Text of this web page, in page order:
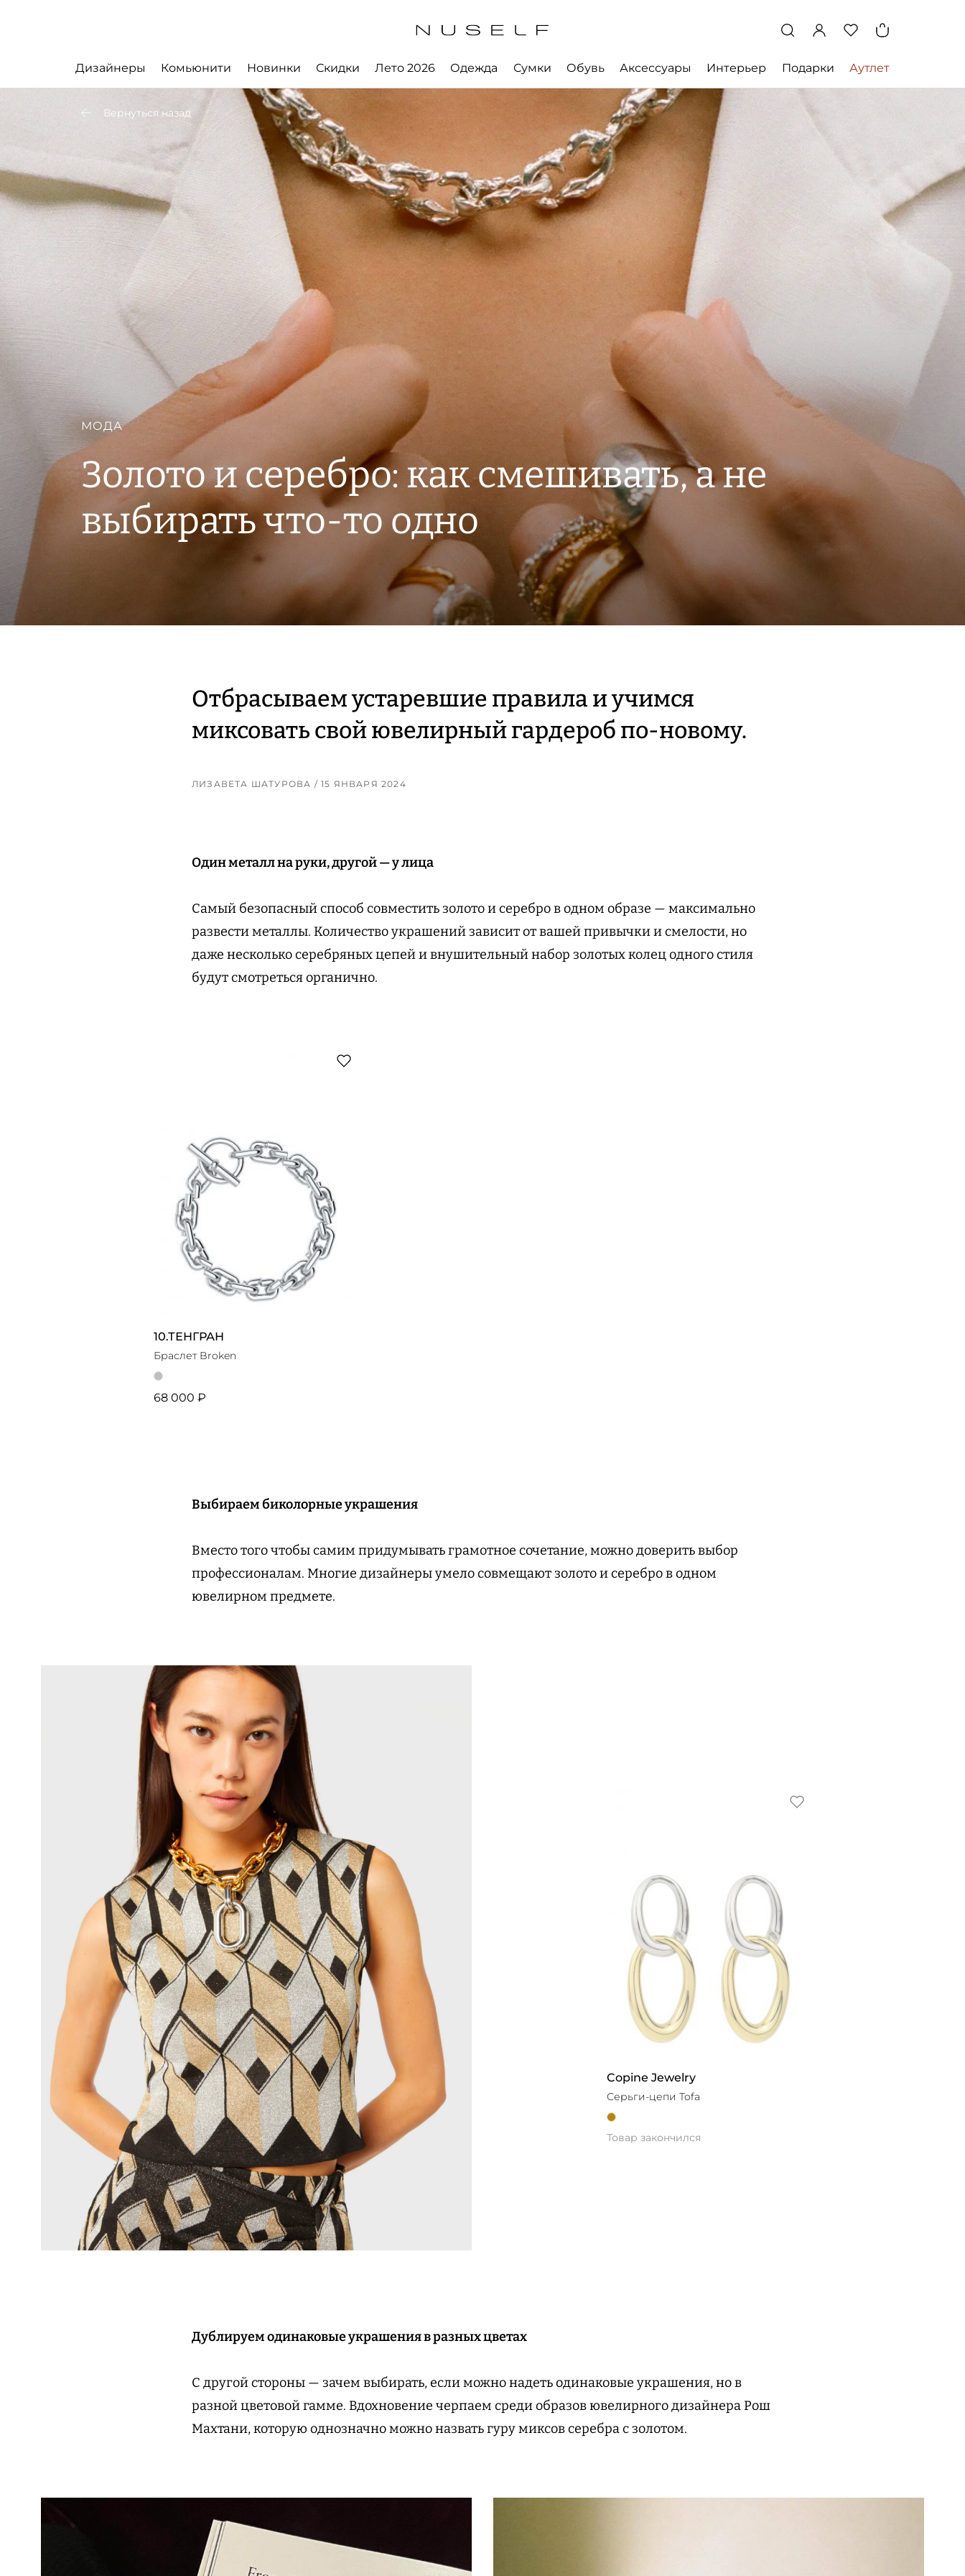
Дизайнеры Комьюнити Новинки Скидки Лето 2026 Одежда Сумки Обувь Аксессуары Интерьер Подарки Аутлет
Вернуться назад
МОДА
Золото и серебро: как смешивать, а не
выбирать что-то одно
Отбрасываем устаревшие правила и учимся
миксовать свой ювелирный гардероб по-новому.
ЛИЗАВЕТА ШАТУРОВА / 15 ЯНВАРЯ 2024
Один металл на руки, другой — у лица
Самый безопасный способ совместить золото и серебро в одном образе — максимально
развести металлы. Количество украшений зависит от вашей привычки и смелости, но
даже несколько серебряных цепей и внушительный набор золотых колец одного стиля
будут смотреться органично.
10.ТЕНГРАН
Браслет Broken
68 000 ₽
Выбираем биколорные украшения
Вместо того чтобы самим придумывать грамотное сочетание, можно доверить выбор
профессионалам. Многие дизайнеры умело совмещают золото и серебро в одном
ювелирном предмете.
Copine Jewelry
Серьги-цепи Tofa
Товар закончился
Дублируем одинаковые украшения в разных цветах
С другой стороны — зачем выбирать, если можно надеть одинаковые украшения, но в
разной цветовой гамме. Вдохновение черпаем среди образов ювелирного дизайнера Рош
Махтани, которую однозначно можно назвать гуру миксов серебра с золотом.